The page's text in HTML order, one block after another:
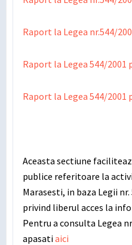
Raport la Legea nr.544/
Raport la Legea 544/2001
Raport la Legea 544/2001
Aceasta sectiune
publice referitoare la
Marasesti, in baza Legii
privind liberul acces la
Pentru a consulta Legea
apasatiaici